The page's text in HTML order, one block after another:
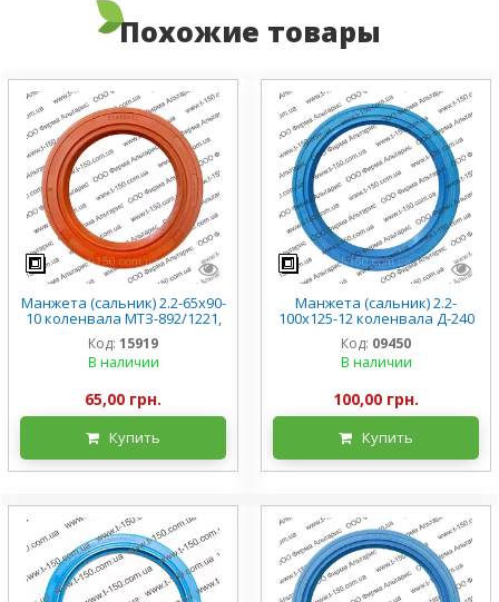
Похожие товары
Манжета (сальник) 2.2-65х90-
10 коленвала МТЗ-892/1221,
Код: 15919
В наличии
65,00 грн.
Купить
Манжета (сальник) 2.2-
100х125-12 коленвала Д-240
МТЗ-80/82, 240-1002305,
силикон
Код: 09450
В наличии
100,00 грн.
Купить